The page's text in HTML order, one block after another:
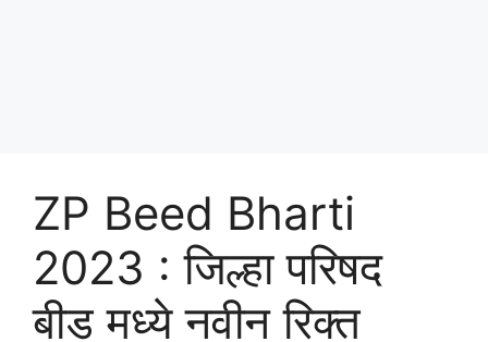
ZP Beed Bharti
2023 : जिल्हा परिषद
बीड मध्ये नवीन रिक्त